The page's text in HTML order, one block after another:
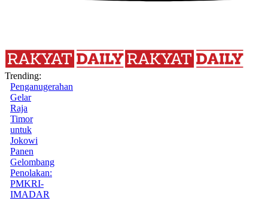
Trending:
Penganugerahan
Gelar
Raja
Timor
untuk
Jokowi
Panen
Gelombang
Penolakan:
PMKRI-
IMADAR